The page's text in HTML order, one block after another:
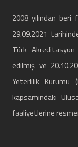
2008 yılından beri
29.09.2021
Türk Akreditasyon
edilmiş ve
Yeterlilik Kurumu
kapsamındaki
faaliyetlerine